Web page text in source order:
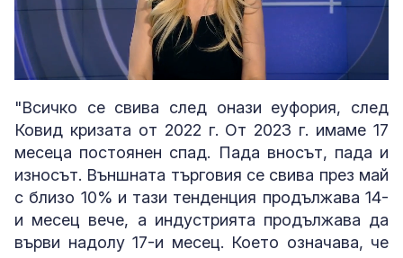
Unmute Loaded
4.02%
"Всичко се свива след онази еуфория, след
Ковид кризата от 2022 г. От 2023 г. имаме 17
месеца постоянен спад. Пада вносът, пада и
износът. Външната търговия се свива през май
с близо 10% и тази тенденция продължава 14-
и месец вече, а индустрията продължава да
върви надолу 17-и месец. Което означава, че